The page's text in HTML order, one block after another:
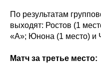
По результатам
выходят: Ростов (1
«А»; Юнона (1 место) и
Матч за третье место: